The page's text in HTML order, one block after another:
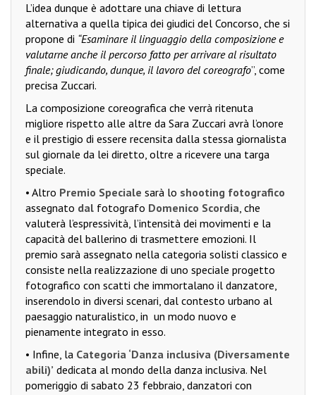
L’idea dunque è adottare una chiave di lettura
alternativa a quella tipica dei giudici del Concorso, che si
propone di “Esaminare il linguaggio della composizione e
valutarne anche il percorso fatto per arrivare al risultato
finale; giudicando, dunque, il lavoro del coreografo”, come
precisa Zuccari.
La composizione coreografica che verrà ritenuta
migliore rispetto alle altre da Sara Zuccari avrà l’onore
e il prestigio di essere recensita dalla stessa giornalista
sul giornale da lei diretto, oltre a ricevere una targa
speciale.
• Altro Premio Speciale sarà lo shooting fotografico
assegnato dal fotografo Domenico Scordia, che
valuterà l’espressività, l’intensità dei movimenti e la
capacità del ballerino di trasmettere emozioni. Il
premio sarà assegnato nella categoria solisti classico e
consiste nella realizzazione di uno speciale progetto
fotografico con scatti che immortalano il danzatore,
inserendolo in diversi scenari, dal contesto urbano al
paesaggio naturalistico, in un modo nuovo e
pienamente integrato in esso.
• Infine, la Categoria ‘Danza inclusiva (Diversamente
abili)’ dedicata al mondo della danza inclusiva. Nel
pomeriggio di sabato 23 febbraio, danzatori con